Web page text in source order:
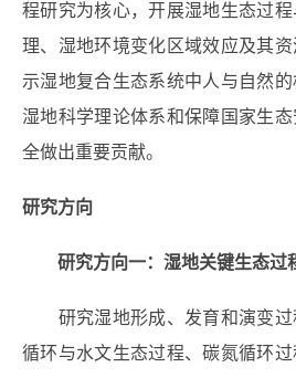
程研究为核心，开展湿地生态过
理、湿地环境变化区域效应及其
示湿地复合生态系统中人与自然
湿地科学理论体系和保障国家生
全做出重要贡献。
研究方向
研究方向一：湿地关键生态过
研究湿地形成、发育和演变过
循环与水文生态过程、碳氮循环